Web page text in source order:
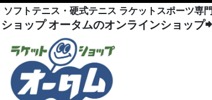
ソフトテニス・硬式テニス ラケットスポーツ専
ョップ オータムのオンラインショップ